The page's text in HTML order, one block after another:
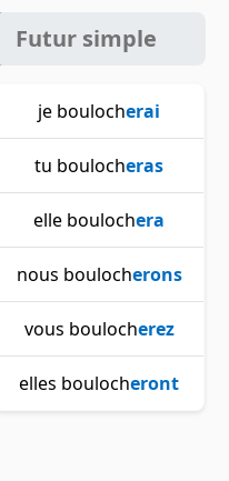
Futur simple
je boulocherai
tu boulocheras
elle boulochera
nous boulocherons
vous boulocherez
elles boulocheront